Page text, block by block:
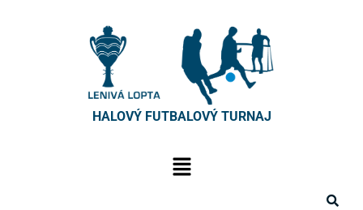
HALOVÝ FUTBALOVÝ TURNAJ